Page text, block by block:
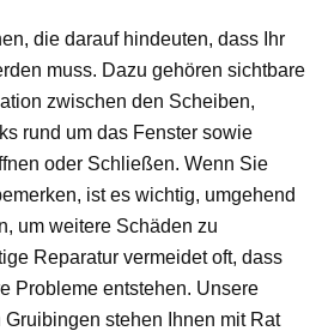
die darauf hindeuten, dass Ihr
muss. Dazu gehören sichtbare
zwischen den Scheiben,
rund um das Fenster sowie
oder Schließen. Wenn Sie
ist es wichtig, umgehend
um weitere Schäden zu
Reparatur vermeidet oft, dass
Probleme entstehen. Unsere
stehen Ihnen mit Rat